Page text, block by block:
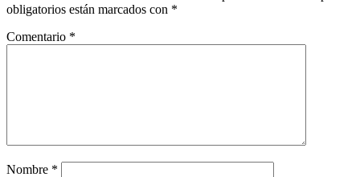
obligatorios están marcados con *
Comentario *
Nombre *